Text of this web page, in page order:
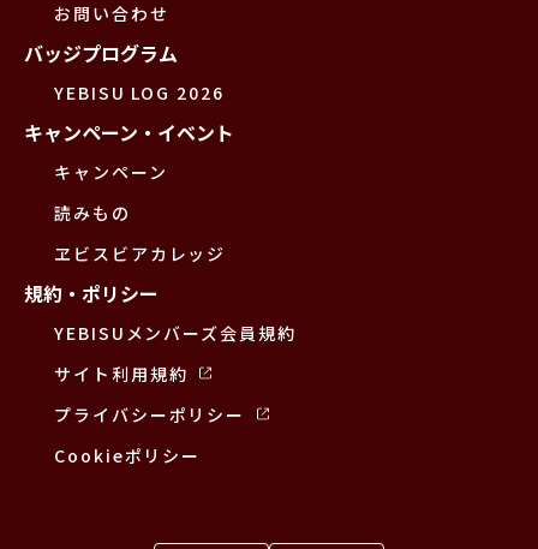
お問い合わせ
バッジプログラム
YEBISU LOG 2026
キャンペーン・イベント
キャンペーン
読みもの
ヱビスビアカレッジ
規約・ポリシー
YEBISUメンバーズ会員規約
サイト利用規約
プライバシーポリシー
Cookieポリシー